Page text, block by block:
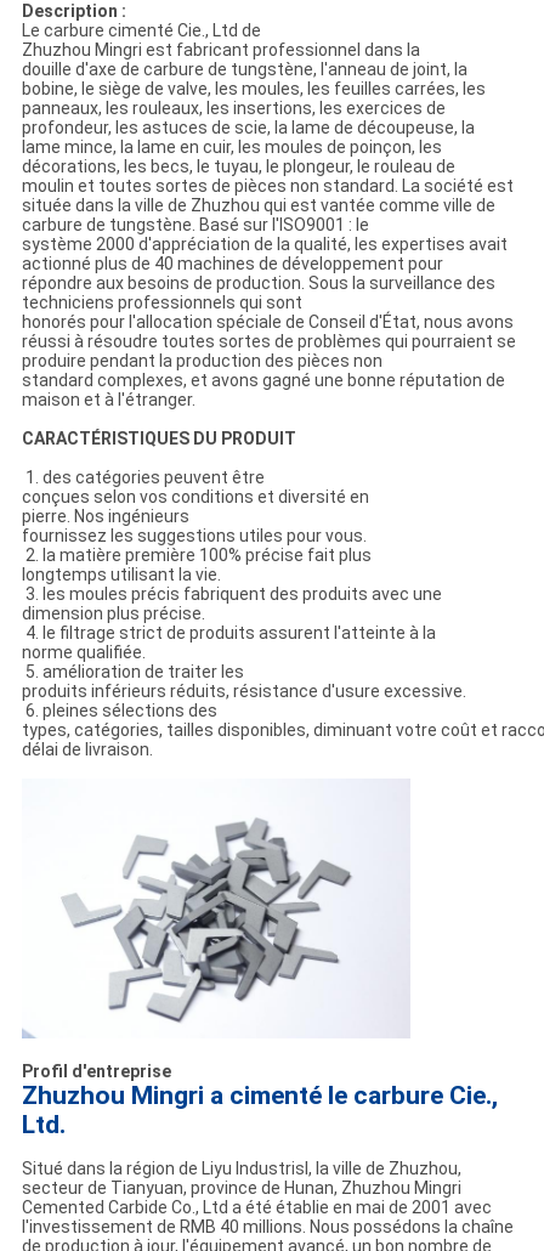
Description :
Le carbure cimenté Cie., Ltd de
Zhuzhou Mingri est fabricant professionnel dans la
douille d'axe de carbure de tungstène, l'anneau de joint, la
bobine, le siège de valve, les moules, les feuilles carrées, les
panneaux, les rouleaux, les insertions, les exercices de
profondeur, les astuces de scie, la lame de découpeuse, la
lame mince, la lame en cuir, les moules de poinçon, les
décorations, les becs, le tuyau, le plongeur, le rouleau de
moulin et toutes sortes de pièces non standard. La société est
située dans la ville de Zhuzhou qui est vantée comme ville de
carbure de tungstène. Basé sur l'ISO9001 : le
système 2000 d'appréciation de la qualité, les expertises avait
actionné plus de 40 machines de développement pour
répondre aux besoins de production. Sous la surveillance des
techniciens professionnels qui sont
honorés pour l'allocation spéciale de Conseil d'État, nous avons
réussi à résoudre toutes sortes de problèmes qui pourraient se
produire pendant la production des pièces non
standard complexes, et avons gagné une bonne réputation de
maison et à l'étranger.
CARACTÉRISTIQUES DU PRODUIT
1. des catégories peuvent être
conçues selon vos conditions et diversité en
pierre. Nos ingénieurs
fournissez les suggestions utiles pour vous.
2. la matière première 100% précise fait plus
longtemps utilisant la vie.
3. les moules précis fabriquent des produits avec une
dimension plus précise.
4. le filtrage strict de produits assurent l'atteinte à la
norme qualifiée.
5. amélioration de traiter les
produits inférieurs réduits, résistance d'usure excessive.
6. pleines sélections des
types, catégories, tailles disponibles, diminuant votre coût et
délai de livraison.
Profil d'entreprise
Zhuzhou Mingri a cimenté le carbure Cie.,
Ltd.
Situé dans la région de Liyu Industrisl, la ville de Zhuzhou,
secteur de Tianyuan, province de Hunan, Zhuzhou Mingri
Cemented Carbide Co., Ltd a été établie en mai de 2001 avec
l'investissement de RMB 40 millions. Nous possédons la chaîne
de production à jour, l'équipement avancé, un bon nombre de